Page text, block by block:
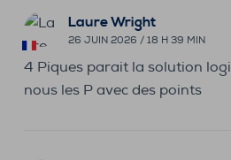
Laure Wright
26 JUIN 2026 / 18 H 39 MIN
4 Piques parait la solution
nous les P avec des points